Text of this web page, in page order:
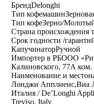
БрендDelonghi
Тип кофемашин
Тип кофеЗерно/
Страна происхождения
Срок годности /
КапучинаторРучной
Импортер в РБООО
Калиновского, 77А ком.
Наименование и
Лонджи Апплиенс,Виа
Италия / De’Longhi
Treviso, Italy